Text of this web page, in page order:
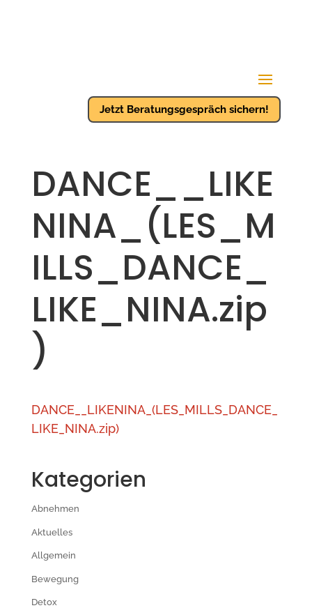
Jetzt Beratungsgespräch sichern!
DANCE__LIKE
NINA_(LES_M
ILLS_DANCE_
LIKE_NINA.zip
)
DANCE__LIKENINA_(LES_MILLS_DANCE_
LIKE_NINA.zip)
Kategorien
Abnehmen
Aktuelles
Allgemein
Bewegung
Detox